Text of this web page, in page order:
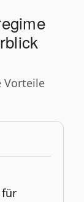
Vorteile
für